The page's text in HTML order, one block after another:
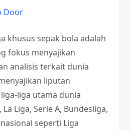
Door
khusus sepak bola adalah
fokus menyajikan
analisis terkait dunia
liputan
liga utama dunia
Liga, Serie A, Bundesliga,
seperti Liga